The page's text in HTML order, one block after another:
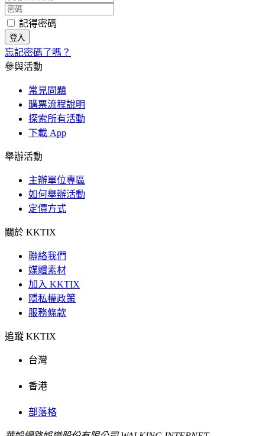
記得密碼
忘記密碼了嗎？
參與活動
常見問題
購票流程說明
探索所有活動
下載 App
舉辦活動
主辦單位專區
如何舉辦活動
定價方式
關於 KKTIX
聯絡我們
媒體素材
加入 KKTIX
隱私權政策
服務條款
追蹤 KKTIX
台灣
香港
部落格